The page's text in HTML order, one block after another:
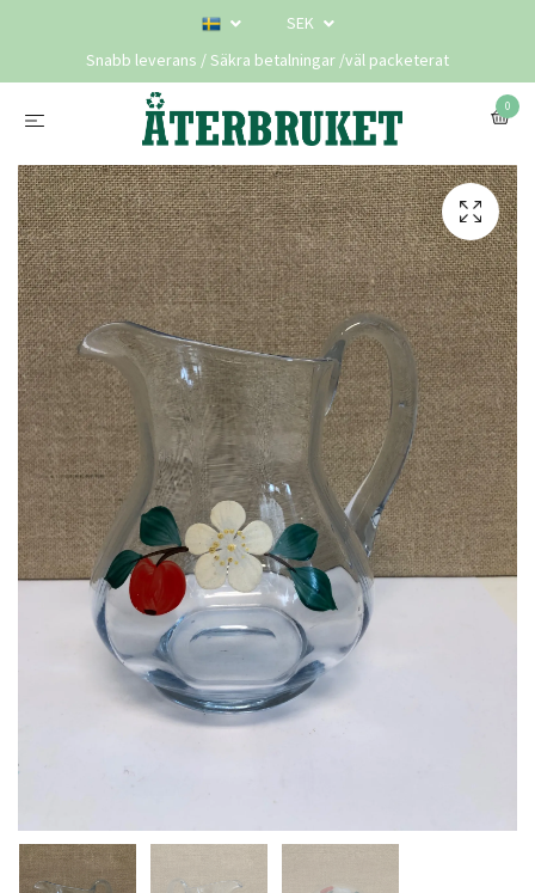
SEK
Snabb leverans / Säkra betalningar /väl packeterat
0